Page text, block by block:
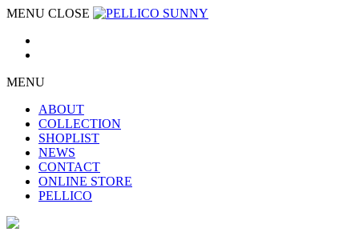
MENU CLOSE
MENU
ABOUT
COLLECTION
SHOPLIST
NEWS
CONTACT
ONLINE STORE
PELLICO